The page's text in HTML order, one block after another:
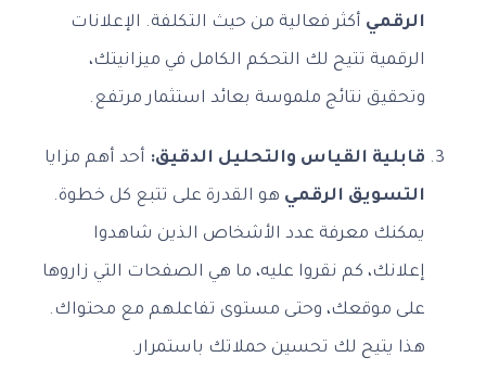
الرقمي أكثر فعالية من حيث التكلفة. الإعلانات
الرقمية تتيح لك التحكم الكامل في ميزانيتك،
وتحقيق نتائج ملموسة بعائد استثمار مرتفع.
قابلية القياس والتحليل الدقيق: أحد أهم مزايا
التسويق الرقمي هو القدرة على تتبع كل خطوة.
يمكنك معرفة عدد الأشخاص الذين شاهدوا
إعلانك، كم نقروا عليه، ما هي الصفحات التي زاروها
على موقعك، وحتى مستوى تفاعلهم مع محتواك.
هذا يتيح لك تحسين حملاتك باستمرار.